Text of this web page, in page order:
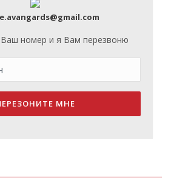
Ваш номер и я Вам перезвоню
МНЕ